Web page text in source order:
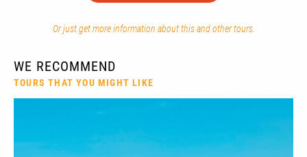
Or just get more information about this and other tours.
WE RECOMMEND
TOURS THAT YOU MIGHT LIKE